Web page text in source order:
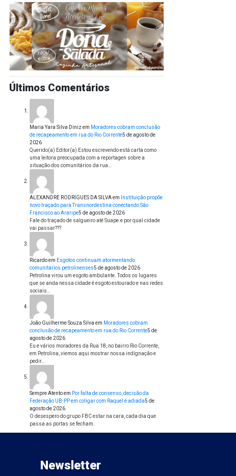
Últimos Comentários
Maria Yara Silva Diniz em Moradores cobram conclusão
de recapeamento em rua do Rio Corrente5 de agosto de
2026
Querido(a) Editor(a) Estou escrevendo está carta como
uma leitora preocupada com a reportagen sobre a
situação dos comunitários da rua…
ALEXANDRE RODRIGUES DA SILVAem
Instituição propõe
novo traçado para Transnordestina conectando São
Francisco ao Araripe5 de agosto de 2026
Fale do traçado de salgueiro até Suape.e por qual cidade
vai passar???
Ricardoem Esgotos continuam atormentando
comunitários petrolinenses5 de agosto de 2026
Petrolina virou um esgoto ambulante. Todos os lugares
que se anda nessa cidade é esgoto estourado e nas redes
sociais…
João Guilherme Souza Silva em Moradores cobram
conclusão de recapeamento em rua do Rio Corrente5 de
agosto de 2026
Eu e vários moradores da Rua 18, no bairro Rio Corrente,
em Petrolina, viemos aqui mostrar nossa indignação e
pedir…
Sempre Atentoem Por falta de consenso, decisão da
Federação UB-PP em coligar com Raquel é adiada5 de
agosto de 2026
O desespero do grupo FBC estar na cara, cada dia que
passa as portas se fecham.
Newsletter